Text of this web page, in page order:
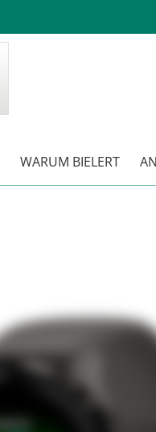
WARUM BIELERT